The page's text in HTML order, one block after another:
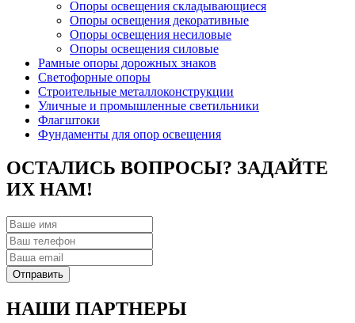
Опоры освещения cкладывающиеся
Опоры освещения декоративные
Опоры освещения несиловые
Опоры освещения силовые
Рамные опоры дорожных знаков
Светофорные опоры
Строительные металлоконструкции
Уличные и промышленные светильники
Флагштоки
Фундаменты для опор освещения
ОСТАЛИСЬ ВОПРОСЫ? ЗАДАЙТЕ
ИХ НАМ!
НАШИ ПАРТНЕРЫ